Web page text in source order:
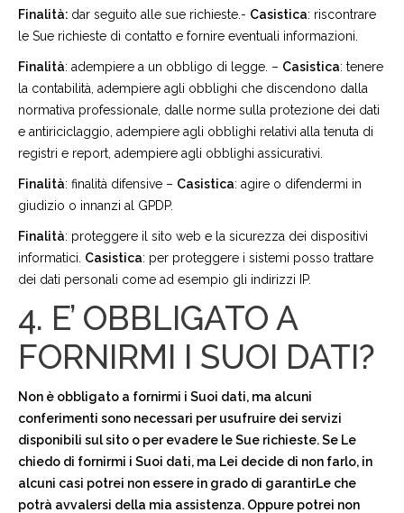
Finalità: dar seguito alle sue richieste.- Casistica: riscontrare
le Sue richieste di contatto e fornire eventuali informazioni.
Finalità: adempiere a un obbligo di legge. – Casistica: tenere
la contabilità, adempiere agli obblighi che discendono dalla
normativa professionale, dalle norme sulla protezione dei dati
e antiriciclaggio, adempiere agli obblighi relativi alla tenuta di
registri e report, adempiere agli obblighi assicurativi.
Finalità: finalità difensive – Casistica: agire o difendermi in
giudizio o innanzi al GPDP.
Finalità: proteggere il sito web e la sicurezza dei dispositivi
informatici. Casistica: per proteggere i sistemi posso trattare
dei dati personali come ad esempio gli indirizzi IP.
4. E’ OBBLIGATO A
FORNIRMI I SUOI DATI?
Non è obbligato a fornirmi i Suoi dati, ma alcuni
conferimenti sono necessari per usufruire dei servizi
disponibili sul sito o per evadere le Sue richieste. Se Le
chiedo di fornirmi i Suoi dati, ma Lei decide di non farlo, in
alcuni casi potrei non essere in grado di garantirLe che
potrà avvalersi della mia assistenza. Oppure potrei non